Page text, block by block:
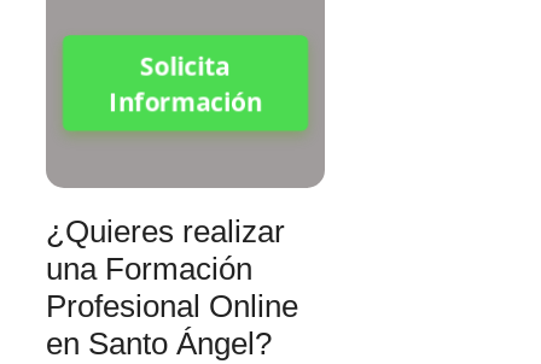
Solicita
Información
¿Quieres realizar
una Formación
Profesional Online
en Santo Ángel?